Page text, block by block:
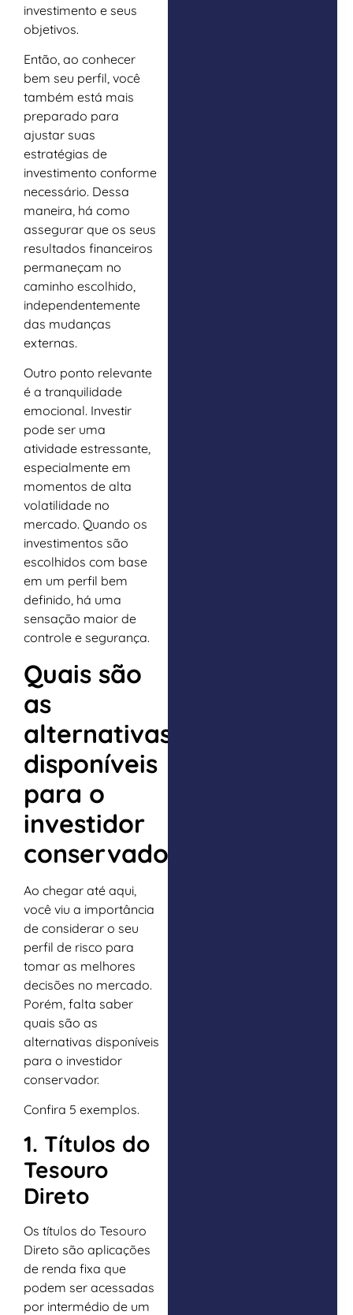
investimento e seus
objetivos.
Então, ao conhecer
bem seu perfil, você
também está mais
preparado para
ajustar suas
estratégias de
investimento conforme
necessário. Dessa
maneira, há como
assegurar que os seus
resultados financeiros
permaneçam no
caminho escolhido,
independentemente
das mudanças
externas.
Outro ponto relevante
é a tranquilidade
emocional. Investir
pode ser uma
atividade estressante,
especialmente em
momentos de alta
volatilidade no
mercado. Quando os
investimentos são
escolhidos com base
em um perfil bem
definido, há uma
sensação maior de
controle e segurança.
Quais são
as
alternativas
disponíveis
para o
investidor
conservador?
Ao chegar até aqui,
você viu a importância
de considerar o seu
perfil de risco para
tomar as melhores
decisões no mercado.
Porém, falta saber
quais são as
alternativas disponíveis
para o investidor
conservador.
Confira 5 exemplos.
1. Títulos do
Tesouro
Direto
Os títulos do Tesouro
Direto são aplicações
de renda fixa que
podem ser acessadas
por intermédio de um